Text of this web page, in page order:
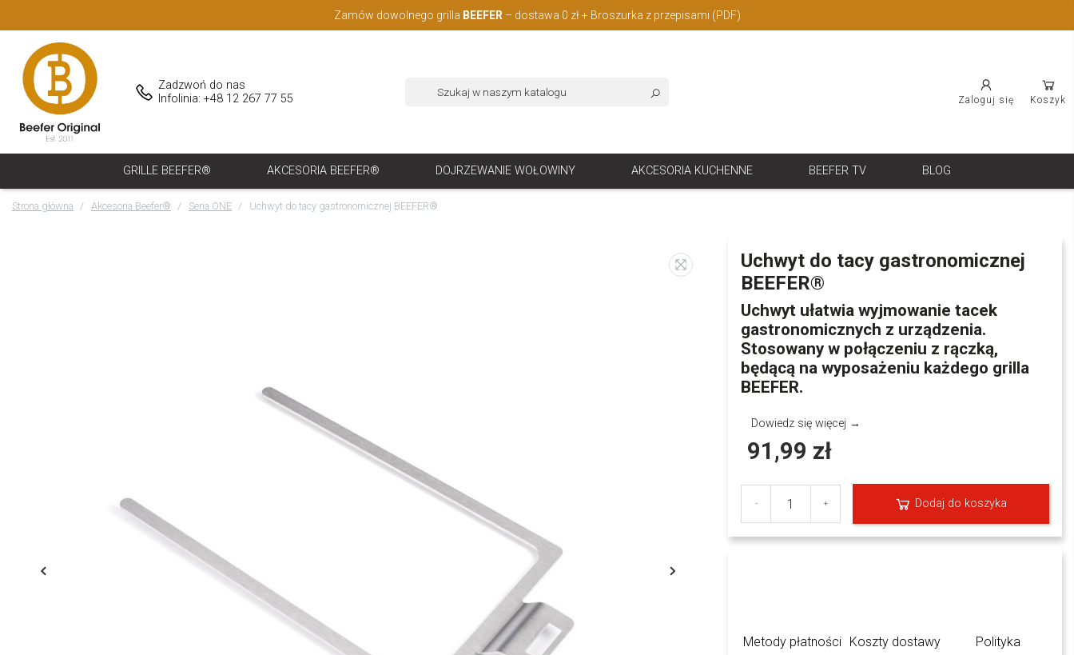
Zamów dowolnego grilla BEEFER – dostawa 0 zł + Broszurka z przepisami (PDF)
Zadzwoń do nas
Infolinia: +48 12 267 77 55
Zaloguj się Koszyk
GRILLE BEEFER® AKCESORIA BEEFER® DOJRZEWANIE WOŁOWINY AKCESORIA KUCHENNE BEEFER TV BLOG
Strona główna Akcesoria Beefer® Seria ONE Uchwyt do tacy gastronomicznej BEEFER®
Uchwyt do tacy gastronomicznej
BEEFER®
Uchwyt ułatwia wyjmowanie tacek
gastronomicznych z urządzenia.
Stosowany w połączeniu z rączką,
będącą na wyposażeniu każdego grilla
BEEFER.
Dowiedz się więcej →
91,99 zł
- + Dodaj do koszyka
Metody płatności Koszty dostawy
Polityka